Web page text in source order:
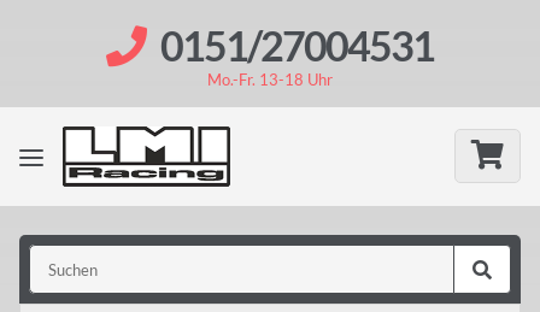
0151/27004531
Mo.-Fr. 13-18 Uhr